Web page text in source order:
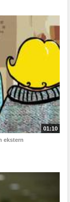
01:10
ekstern